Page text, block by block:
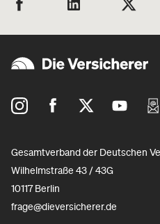
Gesamtverband der Deutschen
Wilhelmstraße 43 / 43G
10117 Berlin
frage@dieversicherer.de